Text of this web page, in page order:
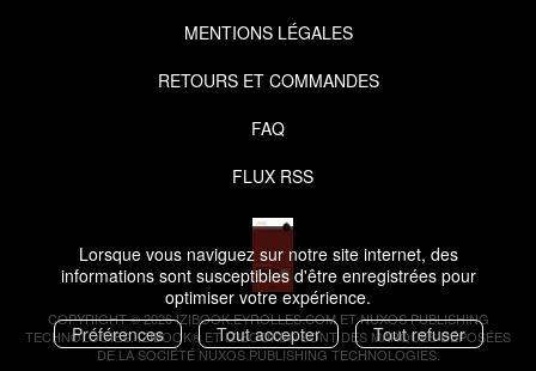
Lorsque vous naviguez sur notre site internet, des
informations sont susceptibles d'être enregistrées pour
optimiser votre expérience.
Préférences
Tout accepter Tout refuser
MENTIONS LÉGALES
RETOURS ET COMMANDES
FAQ
FLUX RSS
COPYRIGHT © 2026 IZIBOOK.EYROLLES.COM ET NUXOS PUBLISHING
TECHNOLOGIES.IZIBOOK® ETIZIBOOKS®SONT DES MARQUES DÉPOSÉES
DE LA SOCIÉTÉ NUXOS PUBLISHING TECHNOLOGIES.